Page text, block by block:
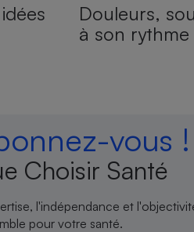
Douleurs,
à son rythme
vous !
Choisir Santé
l'indépendance et
pour votre santé.